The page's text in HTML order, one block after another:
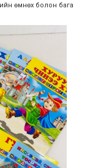
өмнөх болон бага